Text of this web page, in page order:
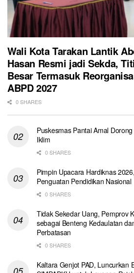
Wali Kota Tarakan Lantik
Hasan Resmi jadi Sekda,
Besar Termasuk
ABPD 2027
0 SHARES
Puskesmas Pantai Amal
Iklim
0 SHARES
Pimpin Upacara Hardiknas
Penguatan Pendidikan Nasional
0 SHARES
Tidak Sekedar Uang, Pemprov
sebagai Benteng Kedaulatan
Perbatasan
0 SHARES
Kaltara Genjot PAD, Luncurkan